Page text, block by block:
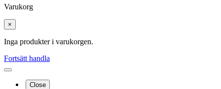
Varukorg
×
Inga produkter i varukorgen.
Fortsätt handla
Close